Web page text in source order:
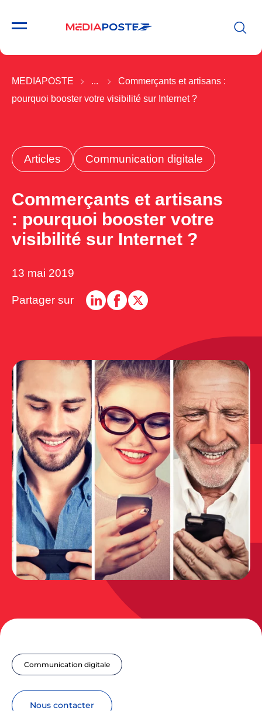
MEDIAPOSTE ...
Commerçants et artisans :
pourquoi booster votre visibilité sur Internet ?
Articles Communication digitale
Commerçants et artisans
: pourquoi booster votre
visibilité sur Internet ?
13 mai 2019
Partager sur
Communication digitale
nous contacter